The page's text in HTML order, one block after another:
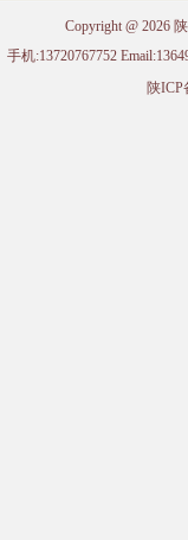
Copyright @ 2026
手机:13720767752
陕ICP